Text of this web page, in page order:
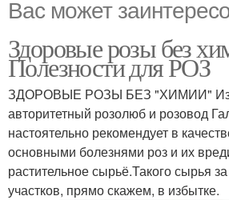
Вас может
Здоровые розы без
Полезности для РОЗ
ЗДОРОВЫЕ РОЗЫ БЕЗ "ХИМИИ"
авторитетный розолюб и розовод
настоятельно рекомендует в
основными болезнями роз и их
растительное сырьё.Такого сырья
участков, прямо скажем, в избытке.